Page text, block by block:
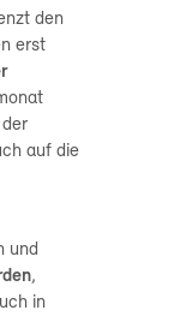
den
erst
auf die
und
,
in